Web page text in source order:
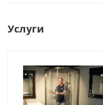
Услуги